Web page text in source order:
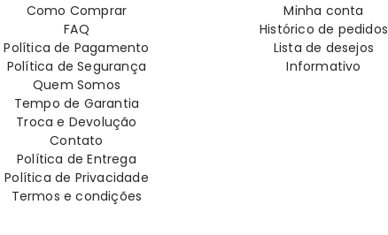
Como Comprar
FAQ
Política de Pagamento
Política de Segurança
Quem Somos
Tempo de Garantia
Troca e Devolução
Contato
Política de Entrega
Política de Privacidade
Termos e condições
Minha conta
Histórico de pedidos
Lista de desejos
Informativo